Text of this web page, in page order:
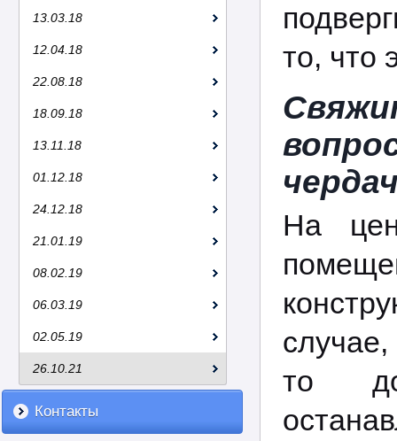
13.03.18
12.04.18
22.08.18
18.09.18
13.11.18
01.12.18
24.12.18
21.01.19
08.02.19
06.03.19
02.05.19
26.10.21
Контакты
то, что
На
то